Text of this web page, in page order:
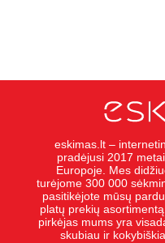
eskimas.lt –
pradėjusi 2017
Europoje. Mes
turėjome 300 000
pasitikėjote mūsų
platų prekių
pirkėjas mums yra
skubiau ir